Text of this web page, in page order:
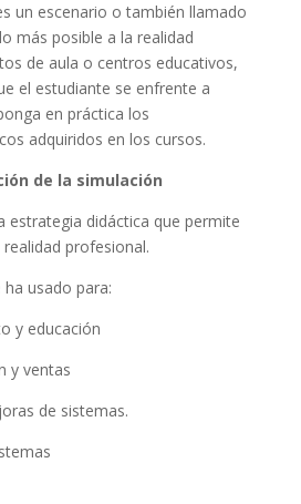
un escenario o también llamado
más posible a la realidad
de aula o centros educativos,
el estudiante se enfrente a
en práctica los
adquiridos en los cursos.
de la simulación
estrategia didáctica que permite
profesional.
usado para:
educación
ventas
de sistemas.